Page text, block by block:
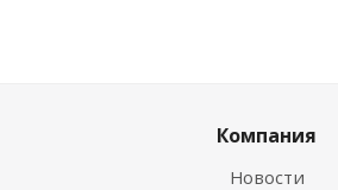
Компания
Новости